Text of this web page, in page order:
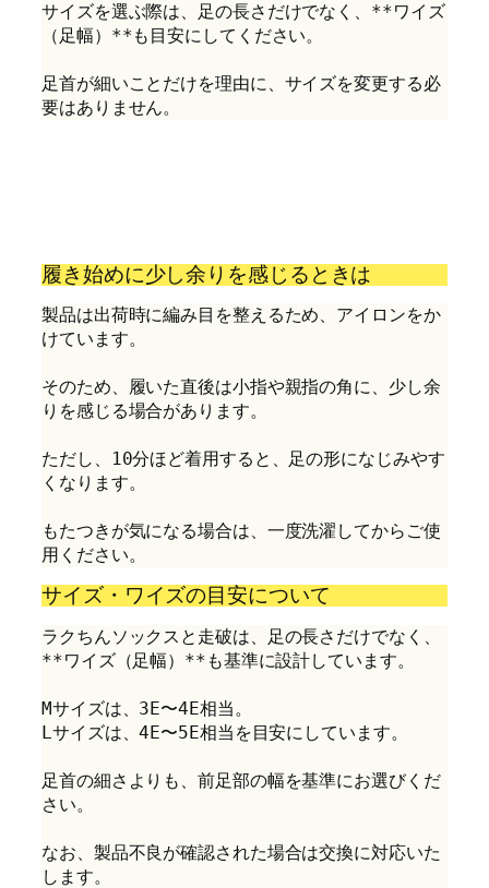
サイズを選ぶ際は、足の長さだけでなく、**ワイズ
（足幅）**も目安にしてください。
足首が細いことだけを理由に、サイズを変更する必
要はありません。
履き始めに少し余りを感じるときは
製品は出荷時に編み目を整えるため、アイロンをか
けています。
そのため、履いた直後は小指や親指の角に、少し余
りを感じる場合があります。
ただし、10分ほど着用すると、足の形になじみやす
くなります。
もたつきが気になる場合は、一度洗濯してからご使
用ください。
サイズ・ワイズの目安について
ラクちんソックスと走破は、足の長さだけでなく、
**ワイズ（足幅）**も基準に設計しています。
Mサイズは、3E〜4E相当。
Lサイズは、4E〜5E相当を目安にしています。
足首の細さよりも、前足部の幅を基準にお選びくだ
さい。
なお、製品不良が確認された場合は交換に対応いた
します。